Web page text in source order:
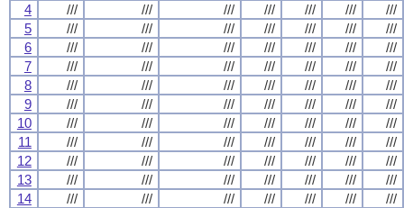
4
/// /// /// /// /// ///
///
5
/// /// /// /// /// ///
///
6
/// /// /// /// /// ///
///
7
/// /// /// /// /// ///
///
8
/// /// /// /// /// ///
///
9
/// /// /// /// /// ///
///
10
/// /// /// /// /// ///
///
11
/// /// /// /// /// ///
///
12
/// /// /// /// /// ///
///
13
/// /// /// /// /// ///
///
14
/// /// /// /// /// ///
///